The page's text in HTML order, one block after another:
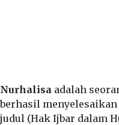
Nurhalisa adalah
berhasil
judul (Hak Ijbar dalam